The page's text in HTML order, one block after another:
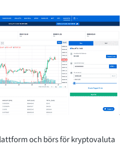
och börs för kryptovaluta